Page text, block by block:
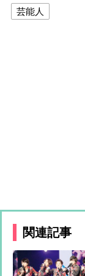
芸能人
関連記事